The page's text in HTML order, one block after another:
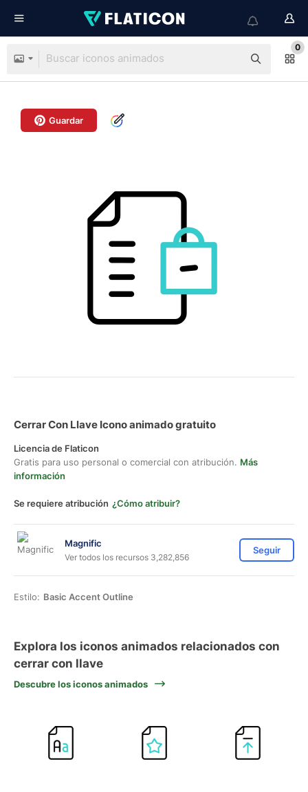
0
Guardar
Cerrar Con Llave Icono animado gratuito
Licencia de Flaticon
Gratis para uso personal o comercial con atribución. Más
información
Se requiere atribución ¿Cómo atribuir?
Magnific
Ver todos los recursos 3,282,856
Seguir
Estilo: Basic Accent Outline
Explora los iconos animados relacionados con
cerrar con llave
Descubre los iconos animados